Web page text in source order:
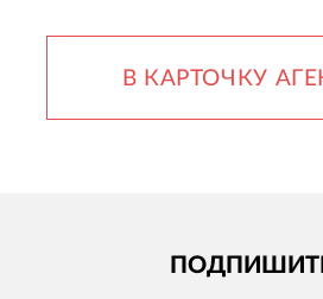
В КАРТОЧКУ